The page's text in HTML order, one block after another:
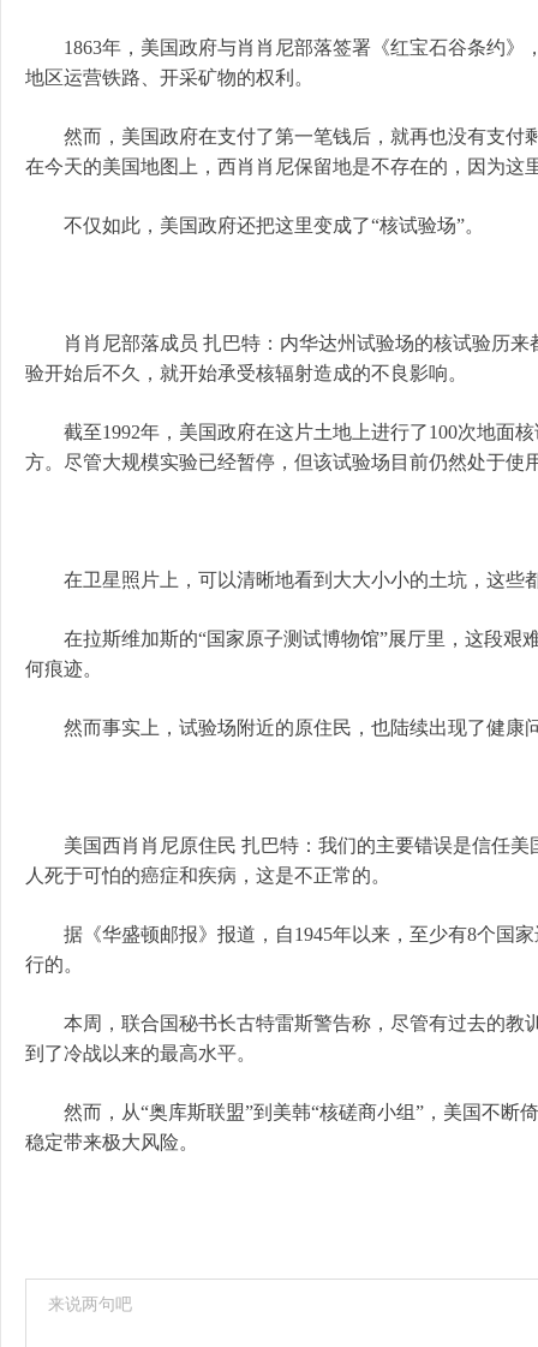
1863年，美国政府与肖肖尼部落签署《红宝石谷条约》
地区运营铁路、开采矿物的权利。
然而，美国政府在支付了第一笔钱后，就再也没有支付
在今天的美国地图上，西肖肖尼保留地是不存在的，因为这
不仅如此，美国政府还把这里变成了“核试验场”。
肖肖尼部落成员 扎巴特：内华达州试验场的核试验历来
验开始后不久，就开始承受核辐射造成的不良影响。
截至1992年，美国政府在这片土地上进行了100次地面核
方。尽管大规模实验已经暂停，但该试验场目前仍然处于使
在卫星照片上，可以清晰地看到大大小小的土坑，这些
在拉斯维加斯的“国家原子测试博物馆”展厅里，这段艰
何痕迹。
然而事实上，试验场附近的原住民，也陆续出现了健康
美国西肖肖尼原住民 扎巴特：我们的主要错误是信任美
人死于可怕的癌症和疾病，这是不正常的。
据《华盛顿邮报》报道，自1945年以来，至少有8个国家
行的。
本周，联合国秘书长古特雷斯警告称，尽管有过去的教
到了冷战以来的最高水平。
然而，从“奥库斯联盟”到美韩“核磋商小组”，美国不断
稳定带来极大风险。